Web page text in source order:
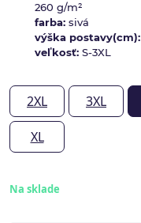
260 g/m²
farba: sivá
výška postavy(cm):
veľkosť: S-3XL
2XL 3XL
XL
Na sklade